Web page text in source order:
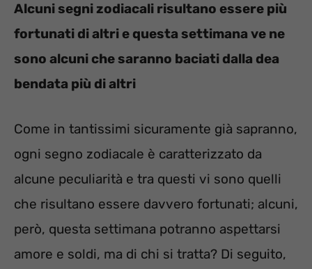
Alcuni segni zodiacali risultano essere più
fortunati di altri e questa settimana ve ne
sono alcuni che saranno baciati dalla dea
bendata più di altri
Come in tantissimi sicuramente già sapranno,
ogni segno zodiacale è caratterizzato da
alcune peculiarità e tra questi vi sono quelli
che risultano essere davvero fortunati; alcuni,
però, questa settimana potranno aspettarsi
amore e soldi, ma di chi si tratta? Di seguito,